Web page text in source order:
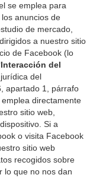
se emplea para
anuncios de
de mercado,
a nuestro sitio
de Facebook (lo
Interacción del
del
apartado 1, párrafo
directamente
sitio web,
Si a
o visita Facebook
sitio web
recogidos sobre
lo que no nos dan